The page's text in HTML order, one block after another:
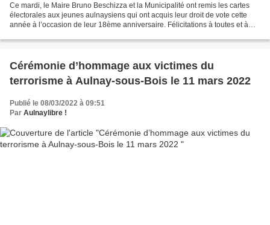
Ce mardi, le Maire Bruno Beschizza et la Municipalité ont remis les cartes
électorales aux jeunes aulnaysiens qui ont acquis leur droit de vote cette
année à l’occasion de leur 18ème anniversaire. Félicitations à toutes et à
Cérémonie d’hommage aux victimes du
terrorisme à Aulnay-sous-Bois le 11 mars 2022
Publié le 08/03/2022 à 09:51
Par Aulnaylibre !